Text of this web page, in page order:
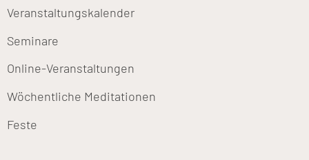
Veranstaltungskalender
Seminare
Online-Veranstaltungen
Wöchentliche Meditationen
Feste